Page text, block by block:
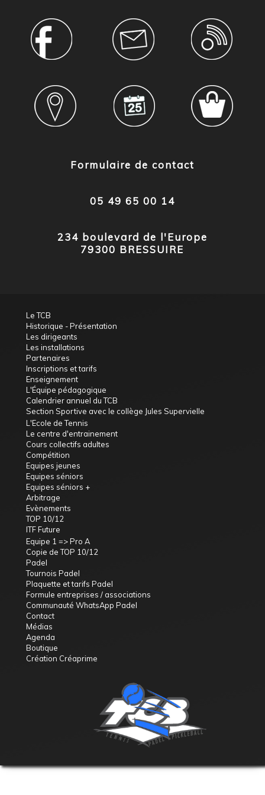
Formulaire de contact
05 49 65 00 14
234 boulevard de l'Europe
79300 BRESSUIRE
Le TCB
Historique - Présentation
Les dirigeants
Les installations
Partenaires
Inscriptions et tarifs
Enseignement
L'Équipe pédagogique
Calendrier annuel du TCB
Section Sportive avec le collège Jules Supervielle
L'Ecole de Tennis
Le centre d'entrainement
Cours collectifs adultes
Compétition
Equipes jeunes
Equipes séniors
Equipes séniors +
Arbitrage
Evènements
TOP 10/12
ITF Future
Equipe 1 => Pro A
Copie de TOP 10/12
Padel
Tournois Padel
Plaquette et tarifs Padel
Formule entreprises / associations
Communauté WhatsApp Padel
Contact
Médias
Agenda
Boutique
Création Créaprime